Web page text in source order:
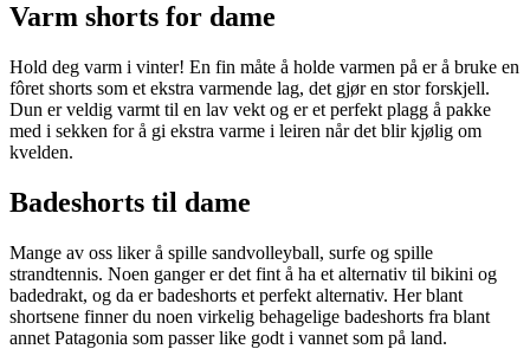
Varm shorts for dame
Hold deg varm i vinter! En fin måte å holde varmen på er å bruke en
fôret shorts som et ekstra varmende lag, det gjør en stor forskjell.
Dun er veldig varmt til en lav vekt og er et perfekt plagg å pakke
med i sekken for å gi ekstra varme i leiren når det blir kjølig om
kvelden.
Badeshorts til dame
Mange av oss liker å spille sandvolleyball, surfe og spille
strandtennis. Noen ganger er det fint å ha et alternativ til bikini og
badedrakt, og da er badeshorts et perfekt alternativ. Her blant
shortsene finner du noen virkelig behagelige badeshorts fra blant
annet Patagonia som passer like godt i vannet som på land.